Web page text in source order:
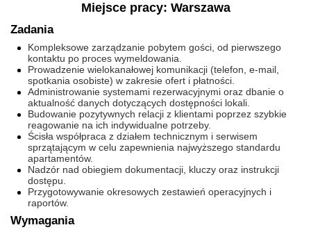
Miejsce pracy: Warszawa
Zadania
Kompleksowe zarządzanie pobytem gości, od pierwszego
kontaktu po proces wymeldowania.
Prowadzenie wielokanałowej komunikacji (telefon, e-mail,
spotkania osobiste) w zakresie ofert i płatności.
Administrowanie systemami rezerwacyjnymi oraz dbanie o
aktualność danych dotyczących dostępności lokali.
Budowanie pozytywnych relacji z klientami poprzez szybkie
reagowanie na ich indywidualne potrzeby.
Ścisła współpraca z działem technicznym i serwisem
sprzątającym w celu zapewnienia najwyższego standardu
apartamentów.
Nadzór nad obiegiem dokumentacji, kluczy oraz instrukcji
dostępu.
Przygotowywanie okresowych zestawień operacyjnych i
raportów.
Wymagania